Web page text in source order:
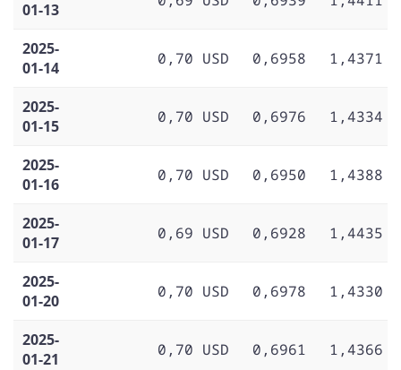
01-13
2025-
01-14
0,70 USD 0,6958 1,4371
2025-
01-15
0,70 USD 0,6976 1,4334
2025-
01-16
0,70 USD 0,6950 1,4388
2025-
01-17
0,69 USD 0,6928 1,4435
2025-
01-20
0,70 USD 0,6978 1,4330
2025-
01-21
0,70 USD 0,6961 1,4366